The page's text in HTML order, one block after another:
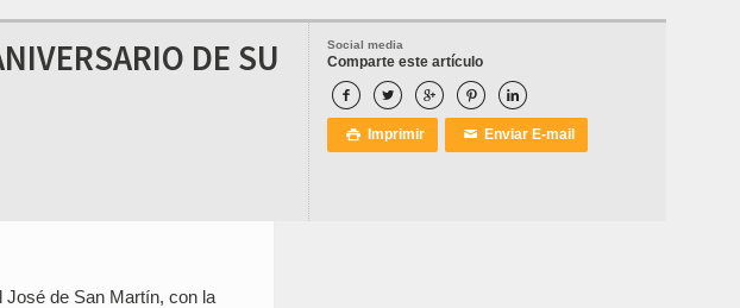
Social media
Comparte este artículo
    
 Imprimir ✉ Enviar E-mail
DE SU
José de San Martín, con la